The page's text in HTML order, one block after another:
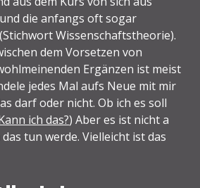
die anfangs oft sogar
Wissenschaftstheorie).
dem Vorsetzen von
Ergänzen ist meist
jedes Mal aufs Neue mit mir
darf oder nicht. Ob ich es soll
ich das?) Aber es ist nicht a
tun werde. Vielleicht ist das